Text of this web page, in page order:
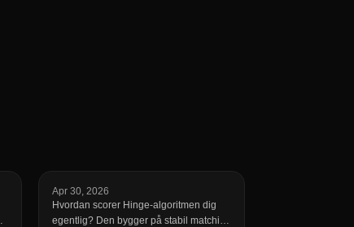
Apr 30, 2026
Hvordan scorer Hinge-algoritmen dig
egentlig? Den bygger på stabil matching